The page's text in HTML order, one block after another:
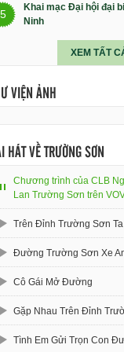
5
Khai mạc Đại hội đại
Ninh
XEM TẤT
VIỆN ẢNH
HÁT VỀ TRƯỜNG SƠN
Chương trình của CLB
Lan Trường Sơn trên
Trên Đỉnh Trường Sơn
Đường Trường Sơn Xe
Cô Gái Mở Đường
Gặp Nhau Trên Đỉnh
Tình Em Gửi Trọn Con